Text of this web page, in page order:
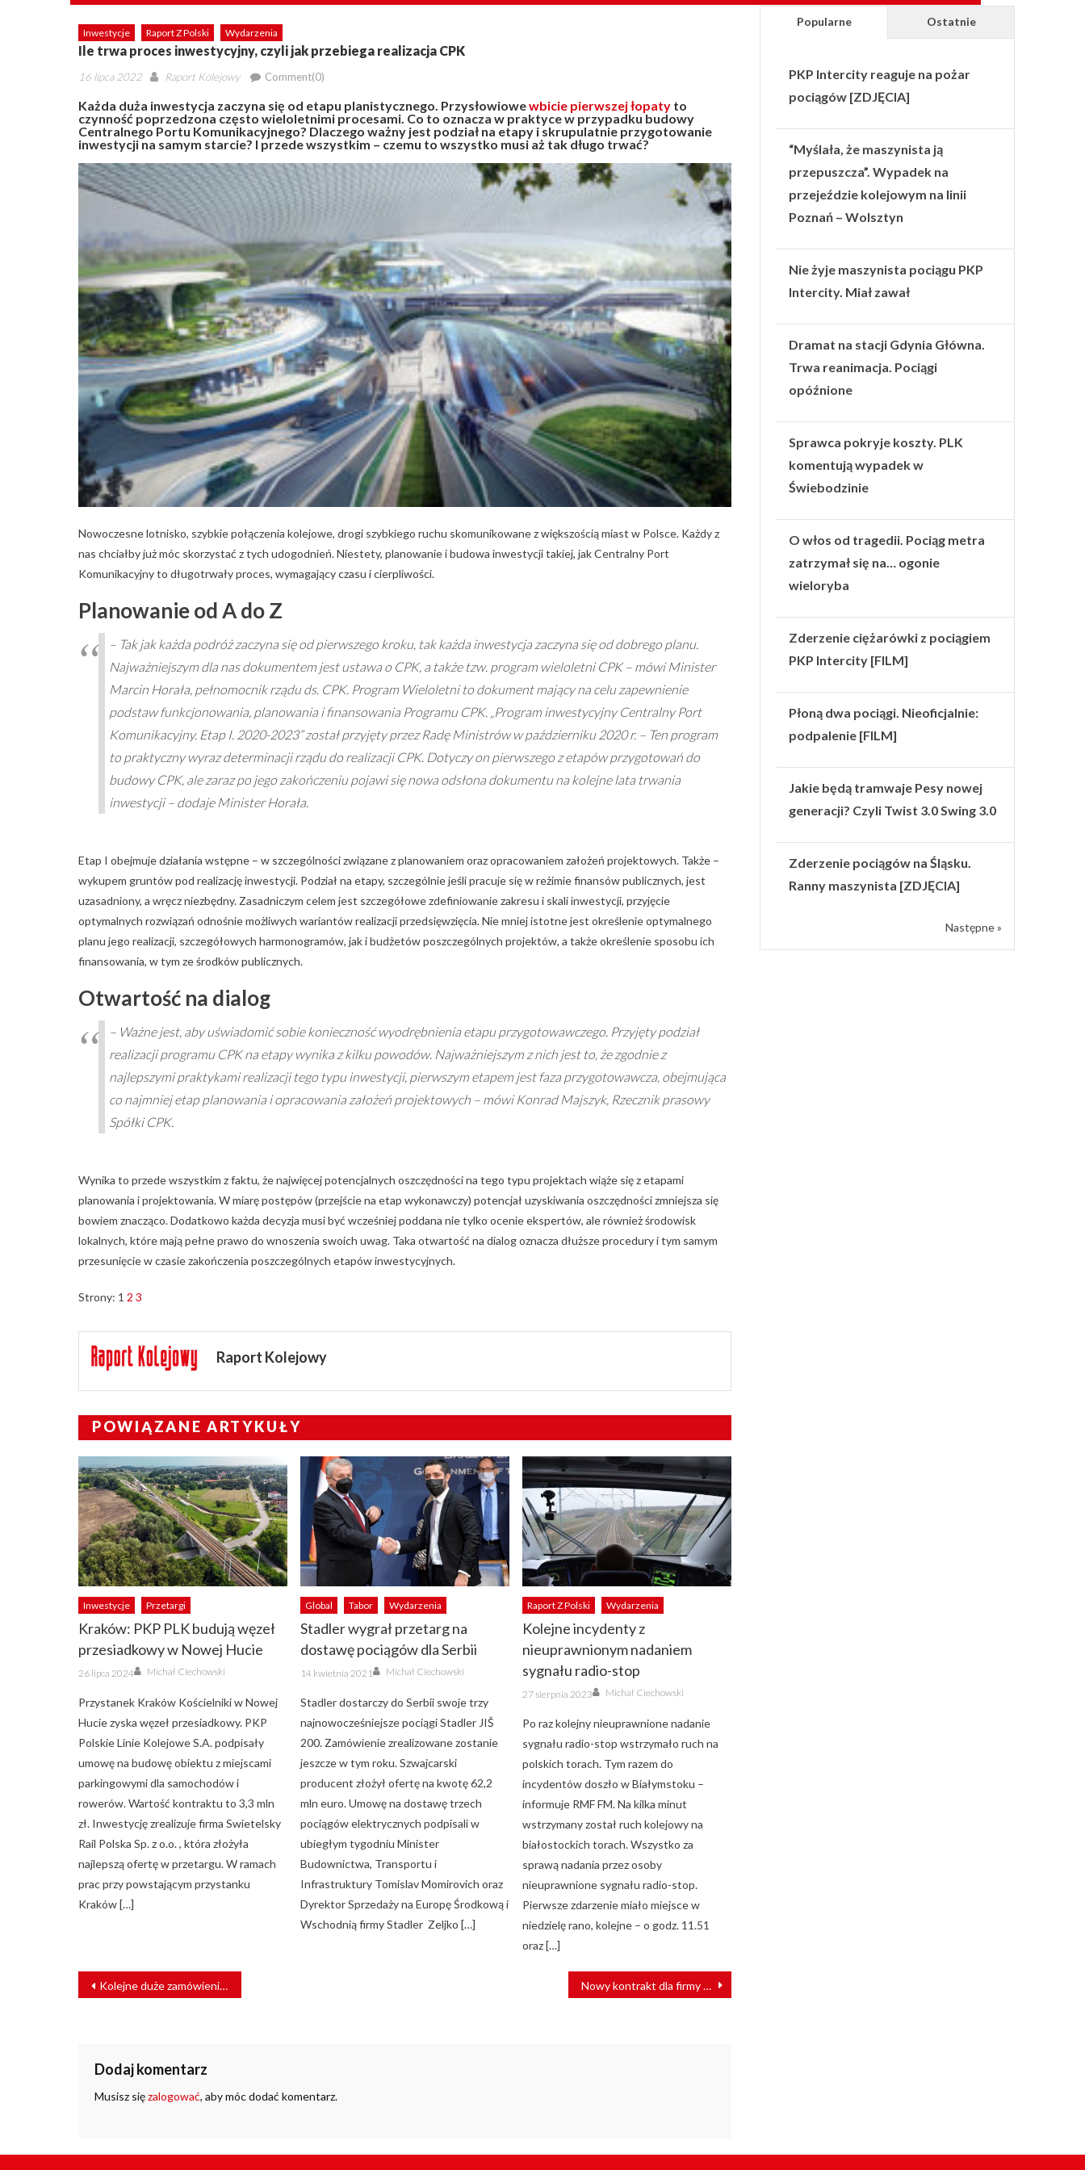
Inwestycje Raport Z Polski Wydarzenia
Ile trwa proces inwestycyjny, czyli jak przebiega realizacja CPK
Posted
16 lipca 2022 Author
Raport Kolejowy Comment(0)
Każda duża inwestycja zaczyna się od etapu planistycznego. Przysłowiowewbicie pierwszej łopaty to
czynność poprzedzona często wieloletnimi procesami. Co to oznacza w praktyce w przypadku budowy
Centralnego Portu Komunikacyjnego? Dlaczego ważny jest podział na etapy i skrupulatnie przygotowanie
inwestycji na samym starcie? I przede wszystkim – czemu to wszystko musi aż tak długo trwać?
Nowoczesne lotnisko, szybkie połączenia kolejowe, drogi szybkiego ruchu skomunikowane z większością miast w Polsce. Każdy z
nas chciałby już móc skorzystać z tych udogodnień. Niestety, planowanie i budowa inwestycji takiej, jak Centralny Port
Komunikacyjny to długotrwały proces, wymagający czasu i cierpliwości.
Planowanie od A do Z
– Tak jak każda podróż zaczyna się od pierwszego kroku, tak każda inwestycja zaczyna się od dobrego planu.
Najważniejszym dla nas dokumentem jest ustawa o CPK, a także tzw. program wieloletni CPK – mówi Minister
Marcin Horała, pełnomocnik rządu ds. CPK. Program Wieloletni to dokument mający na celu zapewnienie
podstaw funkcjonowania, planowania i finansowania Programu CPK. „Program inwestycyjny Centralny Port
Komunikacyjny. Etap I. 2020-2023” został przyjęty przez Radę Ministrów w październiku 2020 r. – Ten program
to praktyczny wyraz determinacji rządu do realizacji CPK. Dotyczy on pierwszego z etapów przygotowań do
budowy CPK, ale zaraz po jego zakończeniu pojawi się nowa odsłona dokumentu na kolejne lata trwania
inwestycji – dodaje Minister Horała.
Etap I obejmuje działania wstępne – w szczególności związane z planowaniem oraz opracowaniem założeń projektowych. Także –
wykupem gruntów pod realizację inwestycji. Podział na etapy, szczególnie jeśli pracuje się w reżimie finansów publicznych, jest
uzasadniony, a wręcz niezbędny. Zasadniczym celem jest szczegółowe zdefiniowanie zakresu i skali inwestycji, przyjęcie
optymalnych rozwiązań odnośnie możliwych wariantów realizacji przedsięwzięcia. Nie mniej istotne jest określenie optymalnego
planu jego realizacji, szczegółowych harmonogramów, jak i budżetów poszczególnych projektów, a także określenie sposobu ich
finansowania, w tym ze środków publicznych.
Otwartość na dialog
– Ważne jest, aby uświadomić sobie konieczność wyodrębnienia etapu przygotowawczego. Przyjęty podział
realizacji programu CPK na etapy wynika z kilku powodów. Najważniejszym z nich jest to, że zgodnie z
najlepszymi praktykami realizacji tego typu inwestycji, pierwszym etapem jest faza przygotowawcza, obejmująca
co najmniej etap planowania i opracowania założeń projektowych – mówi Konrad Majszyk, Rzecznik prasowy
Spółki CPK.
Wynika to przede wszystkim z faktu, że najwięcej potencjalnych oszczędności na tego typu projektach wiąże się z etapami
planowania i projektowania. W miarę postępów (przejście na etap wykonawczy) potencjał uzyskiwania oszczędności zmniejsza się
bowiem znacząco. Dodatkowo każda decyzja musi być wcześniej poddana nie tylko ocenie ekspertów, ale również środowisk
lokalnych, które mają pełne prawo do wnoszenia swoich uwag. Taka otwartość na dialog oznacza dłuższe procedury i tym samym
przesunięcie w czasie zakończenia poszczególnych etapów inwestycyjnych.
Strony: 1 2 3
Raport Kolejowy
POWIĄZANE ARTYKUŁY
Inwestycje Przetargi
Kraków: PKP PLK budują węzeł
przesiadkowy w Nowej Hucie
Posted
on
26 lipca 2024 Author
Michał Ciechowski
Przystanek Kraków Kościelniki w Nowej
Hucie zyska węzeł przesiadkowy. PKP
Polskie Linie Kolejowe S.A. podpisały
umowę na budowę obiektu z miejscami
parkingowymi dla samochodów i
rowerów. Wartość kontraktu to 3,3 mln
zł. Inwestycję zrealizuje firma Swietelsky
Rail Polska Sp. z o.o. , która złożyła
najlepszą ofertę w przetargu. W ramach
prac przy powstającym przystanku
Kraków […]
Global Tabor Wydarzenia
Stadler wygrał przetarg na
dostawę pociągów dla Serbii
Posted
on
14 kwietnia 2021 Author
Michał Ciechowski
Stadler dostarczy do Serbii swoje trzy
najnowocześniejsze pociągi Stadler JIŠ
200. Zamówienie zrealizowane zostanie
jeszcze w tym roku. Szwajcarski
producent złożył ofertę na kwotę 62,2
mln euro. Umowę na dostawę trzech
pociągów elektrycznych podpisali w
ubiegłym tygodniu Minister
Budownictwa, Transportu i
Infrastruktury Tomislav Momirovich oraz
Dyrektor Sprzedaży na Europę Środkową i
Wschodnią firmy Stadler Zeljko […]
Raport Z Polski Wydarzenia
Kolejne incydenty z
nieuprawnionym nadaniem
sygnału radio-stop
Posted
on
27 sierpnia 2023 Author
Michał Ciechowski
Po raz kolejny nieuprawnione nadanie
sygnału radio-stop wstrzymało ruch na
polskich torach. Tym razem do
incydentów doszło w Białymstoku –
informuje RMF FM. Na kilka minut
wstrzymany został ruch kolejowy na
białostockich torach. Wszystko za
sprawą nadania przez osoby
nieuprawnione sygnału radio-stop.
Pierwsze zdarzenie miało miejsce w
niedzielę rano, kolejne – o godz. 11.51
oraz […]
NAWIGACJA
WPISU
Kolejne duże zamówienie dla Alstom Nowy kontrakt dla firmy Newag
Dodaj komentarz
Musisz sięzalogować, aby móc dodać komentarz.
Popularne Ostatnie
PKP Intercity reaguje na pożar
pociągów [ZDJĘCIA]
“Myślała, że maszynista ją
przepuszcza”. Wypadek na
przejeździe kolejowym na linii
Poznań – Wolsztyn
Nie żyje maszynista pociągu PKP
Intercity. Miał zawał
Dramat na stacji Gdynia Główna.
Trwa reanimacja. Pociągi
opóźnione
Sprawca pokryje koszty. PLK
komentują wypadek w
Świebodzinie
O włos od tragedii. Pociąg metra
zatrzymał się na… ogonie
wieloryba
Zderzenie ciężarówki z pociągiem
PKP Intercity [FILM]
Płoną dwa pociągi. Nieoficjalnie:
podpalenie [FILM]
Jakie będą tramwaje Pesy nowej
generacji? Czyli Twist 3.0 Swing 3.0
Zderzenie pociągów na Śląsku.
Ranny maszynista [ZDJĘCIA]
Następne »